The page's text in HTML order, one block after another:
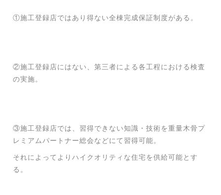
①施工登録店ではあり得ない全棟完成保証制度がある。
②施工登録店にはない、第三者による各工程における検査
の実施。
③施工登録店では、習得できない知識・技術を重量木骨プ
レミアムパートナー総会などにて習得可能。
それによってよりハイクオリティな住宅を供給可能とす
る。